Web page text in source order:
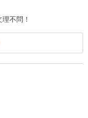
不問！